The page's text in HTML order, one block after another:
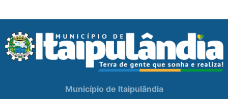
Município de Itaipulândia